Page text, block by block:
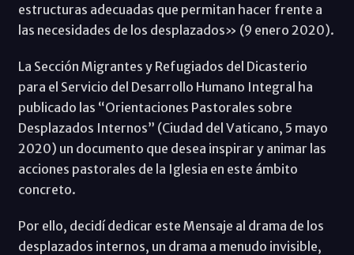
estructuras adecuadas que permitan hacer frente a
las necesidades de los desplazados» (9 enero 2020).
La Sección Migrantes y Refugiados del Dicasterio
para el Servicio del Desarrollo Humano Integral ha
publicado las “Orientaciones Pastorales sobre
Desplazados Internos” (Ciudad del Vaticano, 5 mayo
2020) un documento que desea inspirar y animar las
acciones pastorales de la Iglesia en este ámbito
concreto.
Por ello, decidí dedicar este Mensaje al drama de los
desplazados internos, un drama a menudo invisible,